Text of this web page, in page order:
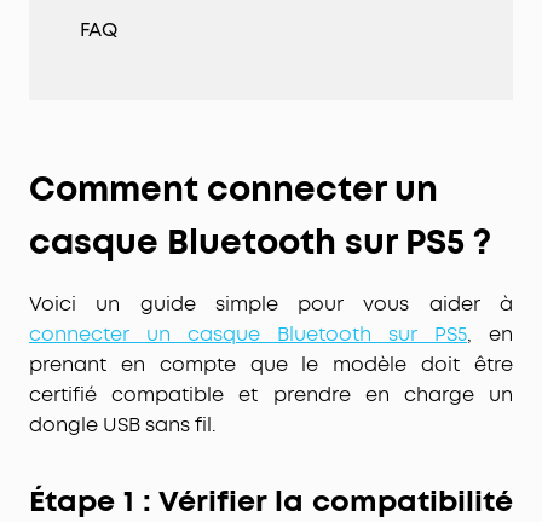
FAQ
Comment connecter un
casque Bluetooth sur PS5 ?
Voici un guide simple pour vous aider à
connecter un casque Bluetooth sur PS5, en
prenant en compte que le modèle doit être
certifié compatible et prendre en charge un
dongle USB sans fil.
Étape 1 : Vérifier la compatibilité